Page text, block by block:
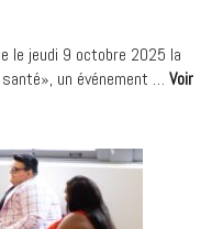
le jeudi 9 octobre 2025 la
un événement … Voir